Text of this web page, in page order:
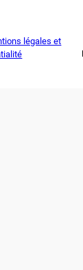
légales et